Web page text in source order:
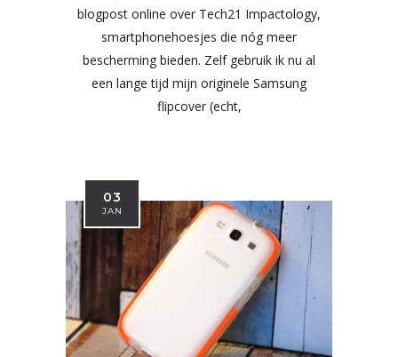
blogpost online over Tech21 Impactology,
smartphonehoesjes die nóg meer
bescherming bieden. Zelf gebruik ik nu al
een lange tijd mijn originele Samsung
flipcover (echt,
03
JAN